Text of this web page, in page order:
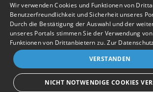
Impressum Nutzungsbedingungen
Barrierefreiheit
Barriere melden
I
m
A
c
e
I
K
n
Kontrastmodus aktivieren
eigenes Gedenkportal
Wir verwenden Cookies und Funktionen von
Benutzerfreundlichkeit und Sicherheit unseres
Durch die Bestätigung der Auswahl und der
unseres Portals stimmen Sie der Verwendung
Funktionen von Drittanbietern zu.Zur
VERSTANDEN
NICHT NOTWENDIGE COOKIES